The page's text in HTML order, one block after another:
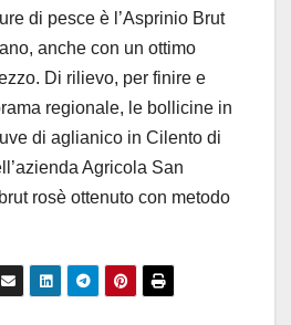
di pesce è l’Asprinio Brut
anche con un ottimo
Di rilievo, per finire e
regionale, le bollicine in
di aglianico in Cilento di
Agricola San
rosè ottenuto con metodo